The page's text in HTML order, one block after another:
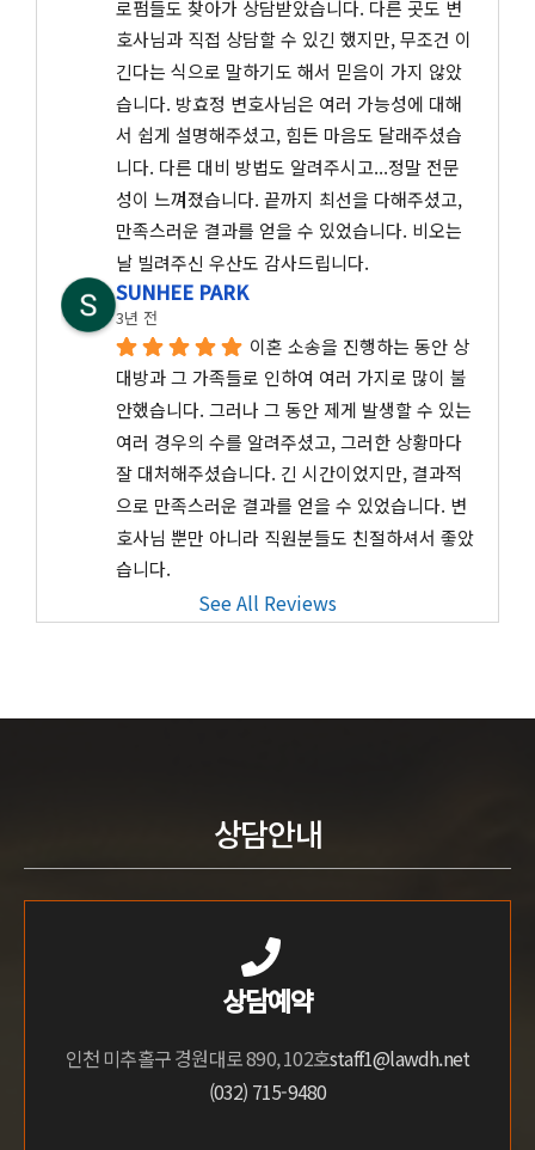
로펌들도 찾아가 상담받았습니다. 다른 곳도 변
호사님과 직접 상담할 수 있긴 했지만, 무조건 이
긴다는 식으로 말하기도 해서 믿음이 가지 않았
습니다. 방효정 변호사님은 여러 가능성에 대해
서 쉽게 설명해주셨고, 힘든 마음도 달래주셨습
니다. 다른 대비 방법도 알려주시고...정말 전문
성이 느껴졌습니다. 끝까지 최선을 다해주셨고,
만족스러운 결과를 얻을 수 있었습니다. 비오는
날 빌려주신 우산도 감사드립니다.
SUNHEE PARK
3년 전
이혼 소송을 진행하는 동안 상
대방과 그 가족들로 인하여 여러 가지로 많이 불
안했습니다. 그러나 그 동안 제게 발생할 수 있는
여러 경우의 수를 알려주셨고, 그러한 상황마다
잘 대처해주셨습니다. 긴 시간이었지만, 결과적
으로 만족스러운 결과를 얻을 수 있었습니다. 변
호사님 뿐만 아니라 직원분들도 친절하셔서 좋았
습니다.
See All Reviews
상담안내
상담예약
인천 미추홀구 경원대로 890, 102호staff1@lawdh.net
(032) 715-9480